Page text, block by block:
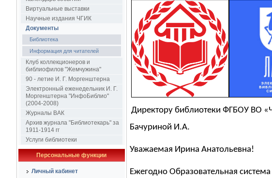
Виртуальные выставки
Научные издания ЧГИК
Документы
Библиотека
Информация для читателей
Клуб коллекционеров и
библиофилов "Жемчужина"
90 - летие И. Г. Моргенштерна
Электронный еженедельник И. Г.
Моргенштерна "ИнфоБиблио"
(2004-2008)
Журналы ВАК
Архив журнала "Библиотекарь" за
1911-1914 гг
Услуги библиотеки
Персональные функции
Личный кабинет
Директору библиотеки ФГБОУ ВО
Бачуриной И.А.
Уважаемая Ирина Анатольевна!
Ежегодно Образовательная